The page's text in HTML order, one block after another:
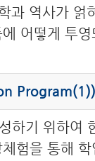
과 역사가 얽
어떻게 투
하기 위하여
험을 통해